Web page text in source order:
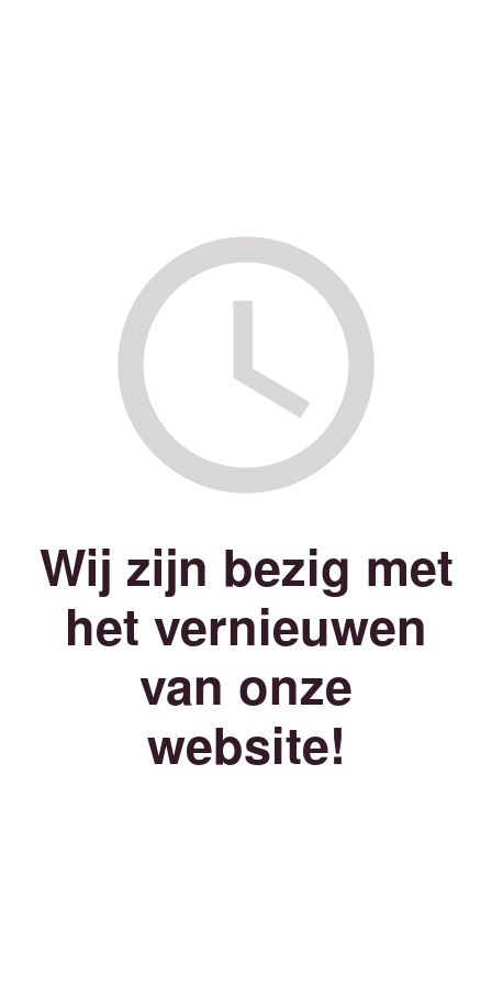
Wij zijn bezig met
het vernieuwen
van onze
website!